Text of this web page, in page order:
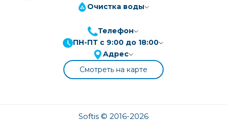
ПриватБанк
3-10 платежів, кредит 0.01%
3-7 платежів, кредит 0.01%
3-10 платежів, кредит 0.01%
Очистка воды
Телефон
ПН-ПТ с 9:00 до 18:00
Адрес
Смотреть на карте
Softis © 2016-2026